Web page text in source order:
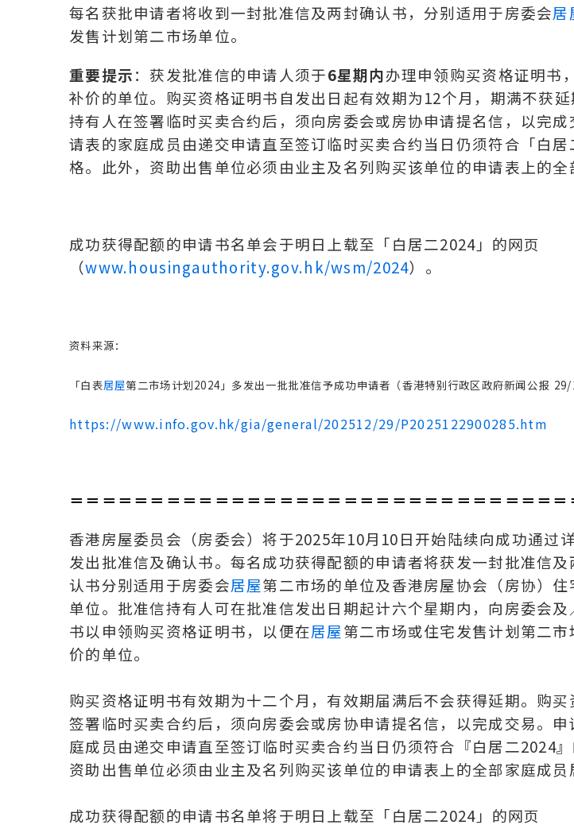
每名获批申请者将收到一封批准信及两封确认书，分别适用于房委会居
发售计划第二市场单位。
重要提示：获发批准信的申请人须于6星期内办理申领购买资格证明书
补价的单位。购买资格证明书自发出日起有效期为12个月，期满不获
持有人在签署临时买卖合约后，须向房委会或房协申请提名信，以完
请表的家庭成员由递交申请直至签订临时买卖合约当日仍须符合「白
格。此外，资助出售单位必须由业主及名列购买该单位的申请表上的全
成功获得配额的申请书名单会于明日上载至「白居二2024」的网页
（www.housingauthority.gov.hk/wsm/2024）。
资料来源：
「白表居屋第二市场计划2024」多发出一批批准信予成功申请者（香港特别行政区政府新闻公报 29/
https://www.info.gov.hk/gia/general/202512/29/P2025122900285.htm
＝＝＝＝＝＝＝＝＝＝＝＝＝＝＝＝＝＝＝＝＝＝＝＝＝＝＝＝＝＝
香港房屋委员会（房委会）将于2025年10月10日开始陆续向成功通过
发出批准信及确认书。每名成功获得配额的申请者将获发一封批准信
认书分别适用于房委会居屋第二市场的单位及香港房屋协会（房协）
单位。批准信持有人可在批准信发出日期起计六个星期内，向房委会
书以申领购买资格证明书，以便在居屋第二市场或住宅发售计划第二
价的单位。
购买资格证明书有效期为十二个月，有效期届满后不会获得延期。购
签署临时买卖合约后，须向房委会或房协申请提名信，以完成交易。
庭成员由递交申请直至签订临时买卖合约当日仍须符合『白居二2024』
资助出售单位必须由业主及名列购买该单位的申请表上的全部家庭成员
成功获得配额的申请书名单将于明日上载至「白居二2024」的网页